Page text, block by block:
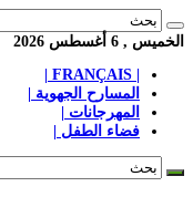
الخميس , 6 أغسطس 2026
المسارح الجهوية |
المهرجانات |
فضاء الطفل |